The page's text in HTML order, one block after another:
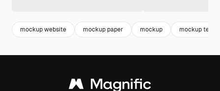
mockup website mockup paper mockup mockup